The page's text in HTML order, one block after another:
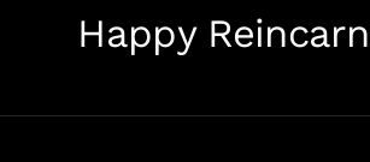
Happy